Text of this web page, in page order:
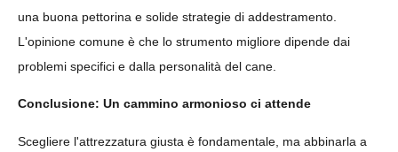
una buona pettorina e solide strategie di addestramento.
L'opinione comune è che lo strumento migliore dipende dai
problemi specifici e dalla personalità del cane.
Conclusione: Un cammino armonioso ci attende
Scegliere l'attrezzatura giusta è fondamentale, ma abbinarla a